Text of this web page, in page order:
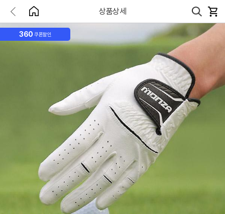
상품상세
360 쿠폰할인